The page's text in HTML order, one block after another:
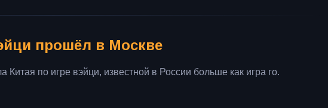
прошёл в Москве
по игре вэйци, известной в России больше как игра го.